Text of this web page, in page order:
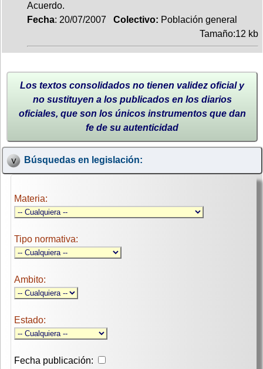
Acuerdo.
Fecha: 20/07/2007 Colectivo: Población general
Tamaño:12 kb
Los textos consolidados no tienen validez oficial y
no sustituyen a los publicados en los diarios
oficiales, que son los únicos instrumentos que dan
fe de su autenticidad
Búsquedas en legislación:
Materia:
Tipo normativa:
Ambito:
Estado:
Fecha publicación: